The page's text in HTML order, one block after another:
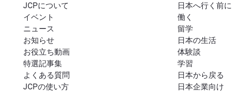
JCPについて
イベント
ニュース
お知らせ
お役立ち動画
特選記事集
よくある質問
JCPの使い方
日本へ行く前に
働く
留学
日本の生活
体験談
学習
日本から戻る
日本企業向け